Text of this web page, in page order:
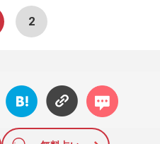
2
はてな
ブック
に追加
コメン
ト